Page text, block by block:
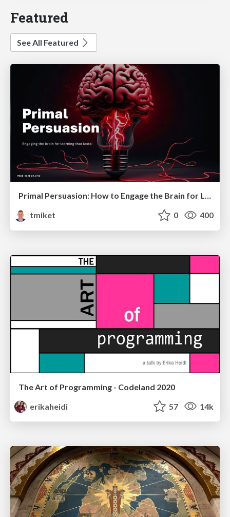
Featured
See All Featured
Primal Persuasion: How to Engage the Brain for Learning That Lasts
tmiket
0 400
The Art of Programming - Codeland 2020
erikaheidi
57 14k